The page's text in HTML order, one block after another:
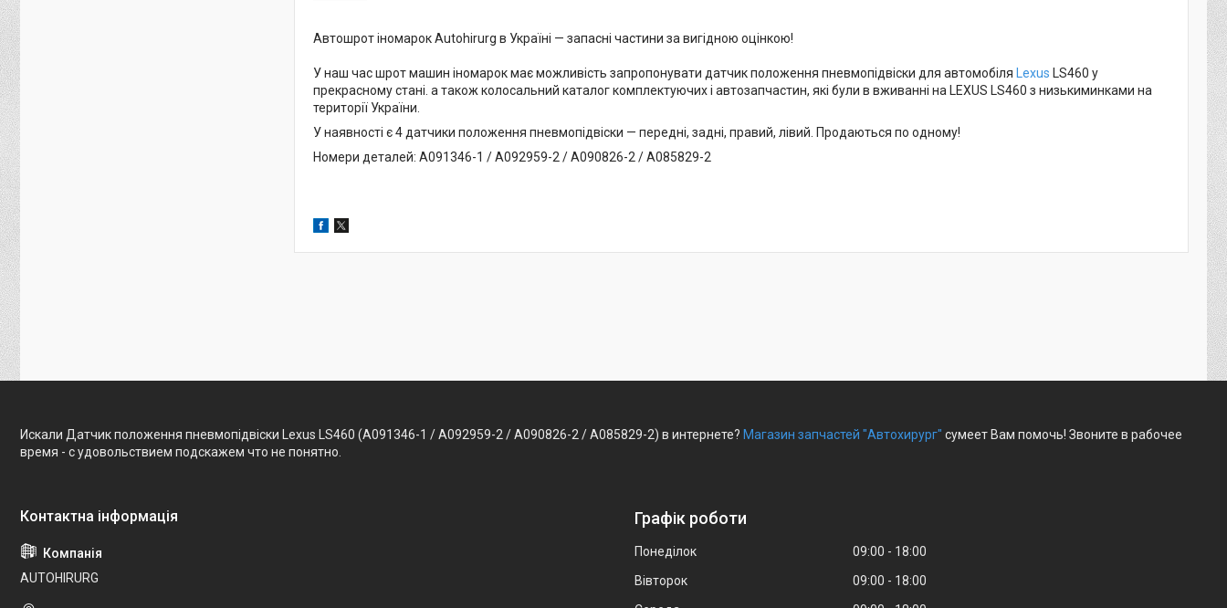
Автошрот іномарок Autohirurg в Україні — запасні частини за вигідною оцінкою!
У наш час шрот машин іномарок має можливість запропонувати датчик положення пневмопідвіски для автомобіля Lexus LS460 у
прекрасному стані. а також колосальний каталог комплектуючих і автозапчастин, які були в вживанні на LEXUS LS460 з низькиминками на
території України.
У наявності є 4 датчики положення пневмопідвіски — передні, задні, правий, лівий. Продаються по одному!
Номери деталей: A091346-1 / A092959-2 / A090826-2 / A085829-2
Искали Датчик положення пневмопідвіски Lexus LS460 (A091346-1 / A092959-2 / A090826-2 / A085829-2) в интернете? Магазин запчастей "Автохирург" сумеет Вам помочь! Звоните в рабочее
время - с удовольствием подскажем что не понятно.
AUTOHIRURG
Графік роботи
Понеділок 09:00
18:00
Вівторок
09:00
18:00